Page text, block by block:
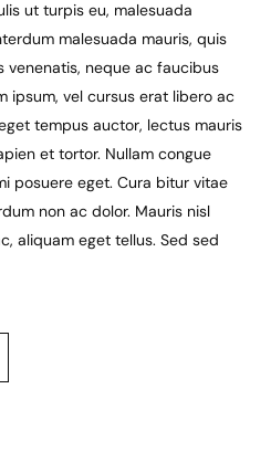
ut turpis eu, malesuada
malesuada mauris, quis
venenatis, neque ac faucibus
ipsum, vel cursus erat libero ac
tempus auctor, lectus mauris
et tortor. Nullam congue
posuere eget. Cura bitur vitae
non ac dolor. Mauris nisl
aliquam eget tellus. Sed sed